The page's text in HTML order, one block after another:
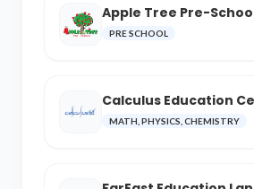
Apple Tree Pre-
PRE SCHOOL
Calculus Education
MATH, PHYSICS, CHEMISTRY